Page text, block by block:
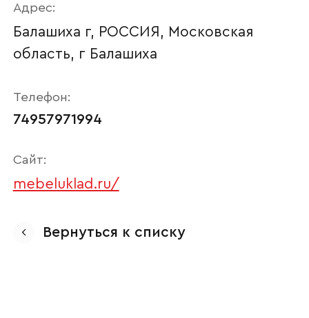
Адрес:
Балашиха г, РОССИЯ, Московская
область, г Балашиха
Телефон:
74957971994
Сайт:
mebeluklad.ru/
Вернуться к списку
Ваше имя